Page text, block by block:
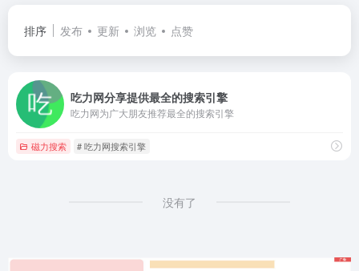
排序 发布 更新 浏览 点赞
吃力网分享提供最全的搜索引擎
吃力网为广大朋友推荐最全的搜索引擎
磁力搜索 # 吃力网搜索引擎
没有了